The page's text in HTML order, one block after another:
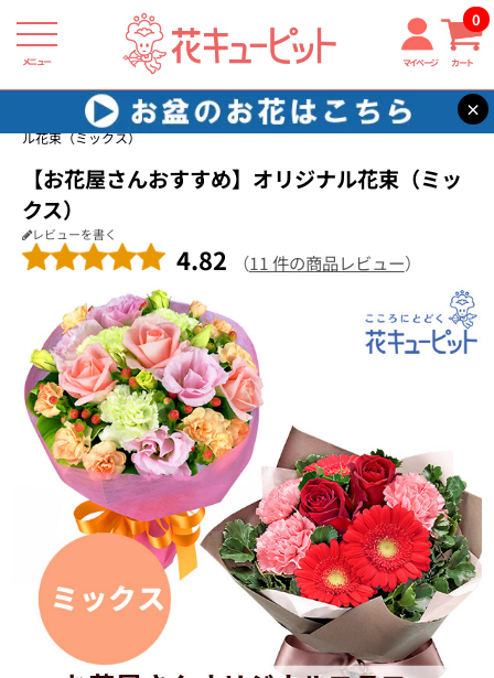
メニュー マイページ カート
0
×
花キューピット お祝い
【お祝い】【お花屋さんおすすめ】オリジナ
ル花束（ミックス）
【お花屋さんおすすめ】オリジナル花束（ミッ
クス）
レビューを書く
4.82 （11 件の商品レビュー）